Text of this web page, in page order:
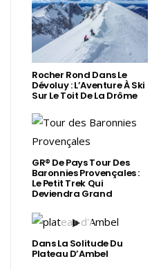
Rocher Rond Dans Le
Dévoluy : L’Aventure À Ski
Sur Le Toit De La Drôme
GR® De Pays Tour Des
Baronnies Provençales :
Le Petit Trek Qui
Deviendra Grand
Dans La Solitude Du
Plateau D’Ambel